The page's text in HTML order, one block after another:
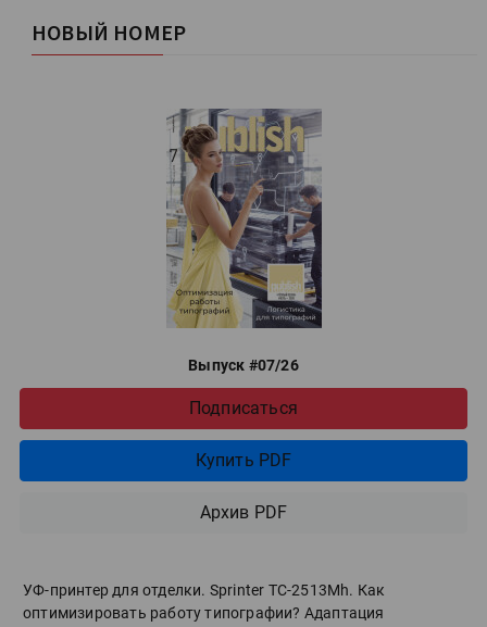
НОВЫЙ НОМЕР
Выпуск #07/26
Подписаться
Купить PDF
Архив PDF
УФ-принтер для отделки. Sprinter ТС-2513Mh. Как
оптимизировать работу типографии? Адаптация